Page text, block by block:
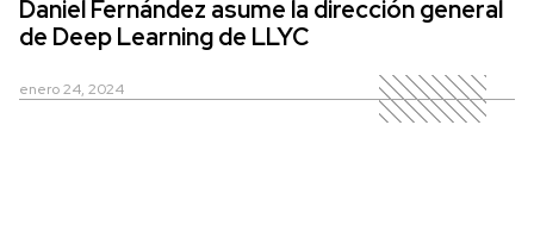
Daniel Fernández asume la dirección general
de Deep Learning de LLYC
enero 24, 2024